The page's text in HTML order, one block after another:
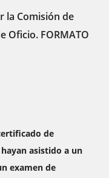
la Comisión de
Oficio. FORMATO
de
asistido a un
examen de